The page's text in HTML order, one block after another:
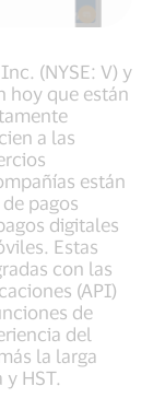
(NYSE: V) y
hoy que están
a las
están
pagos
digitales
Estas
con las
(API)
de
del
la larga
HST.